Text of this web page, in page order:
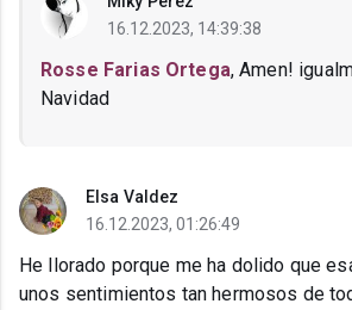
16.12.2023, 14:39:38
Rosse Farias Ortega, Amen!
Navidad
Elsa Valdez
16.12.2023, 01:26:49
He llorado porque me ha dolido que
unos sentimientos tan hermosos de